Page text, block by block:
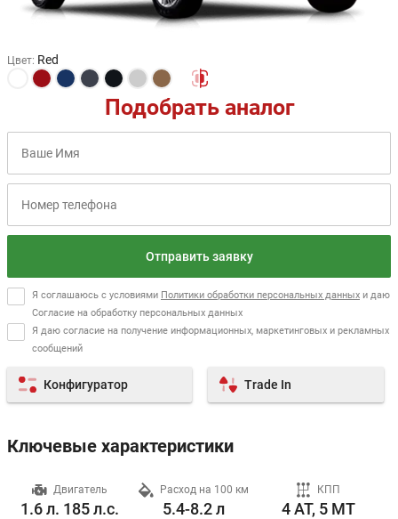
Цвет: Red
Подобрать аналог
Отправить заявку
Я соглашаюсь с условиями Политики обработки персональных данных и даю
Согласие на обработку персональных данных
Я даю согласие на получение информационных, маркетинговых и рекламных
сообщений
Конфигуратор Trade In
Ключевые характеристики
Двигатель
1.6 л. 185 л.с.
Расход на 100 км
5.4-8.2 л
КПП
4 AT, 5 MT